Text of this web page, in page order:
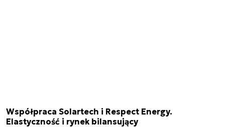
Współpraca Solartech i Respect Energy.
Elastyczność i rynek bilansujący